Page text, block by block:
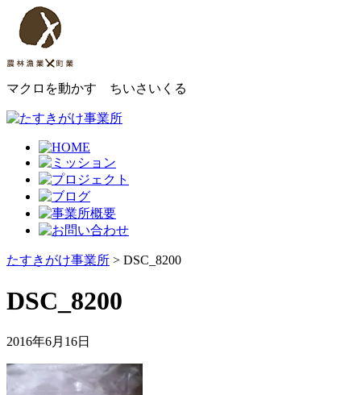
マクロを動かす ちいさいくる
たすきがけ事業所 > DSC_8200
DSC_8200
2016年6月16日